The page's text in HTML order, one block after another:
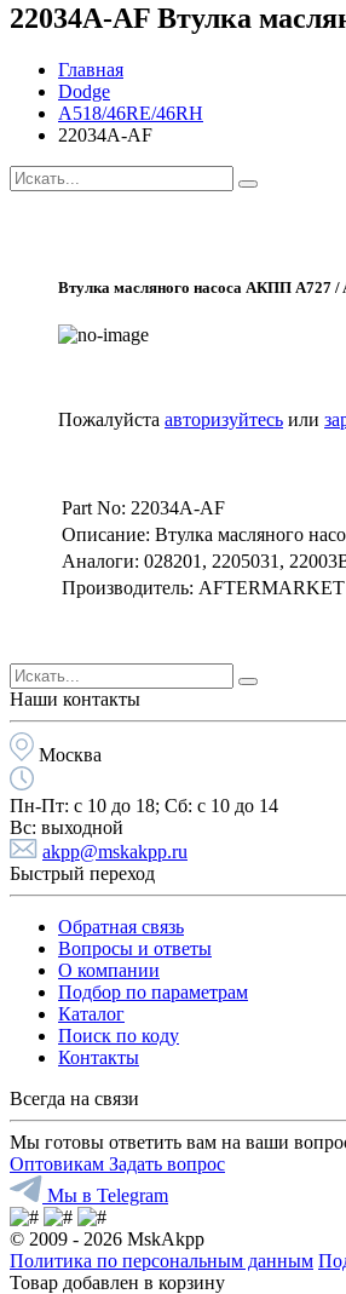
22034A-AF Втулка
Главная
Dodge
A518/46RE/46RH
22034A-AF
Втулка масляного насоса АКПП A727 /
Пожалуйста авторизуйтесь или
Part No: 22034A-AF
Описание: Втулка масляного
Аналоги: 028201, 2205031,
Производитель: AFTERMARKET
Наши контакты
Москва
Пн-Пт: с 10 до 18; Cб: с 10 до 14
Вс: выходной
akpp@mskakpp.ru
Быстрый переход
Обратная связь
Вопросы и ответы
О компании
Подбор по параметрам
Каталог
Поиск по коду
Контакты
Всегда на связи
Мы готовы ответить вам на ваши
Оптовикам Задать вопрос
Мы в Telegram
© 2009 - 2026 MskAkpp
Политика по персональным данным
Товар добавлен в корзину